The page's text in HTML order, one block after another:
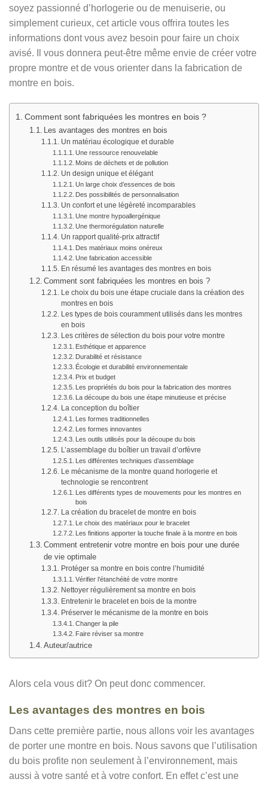
soyez passionné d’horlogerie ou de menuiserie, ou
simplement curieux, cet article vous offrira toutes les
informations dont vous avez besoin pour faire un choix
avisé. Il vous donnera peut-être même envie de créer votre
propre montre et de vous orienter dans la fabrication de
montre en bois.
Comment sont fabriquées les montres en bois ?
Les avantages des montres en bois
Un matériau écologique et durable
Une ressource renouvelable
Moins de déchets et de pollution
Un design unique et élégant
Un large choix d’essences de bois
Des possibilités de personnalisation
Un confort et une légèreté incomparables
Une montre hypoallergénique
Une thermorégulation naturelle
Un rapport qualité-prix attractif
Des matériaux moins onéreux
Une fabrication accessible
En résumé les avantages des montres en bois
Comment sont fabriquées les montres en bois ?
Le choix du bois une étape cruciale dans la création des
montres en bois
Les types de bois couramment utilisés dans les montres
en bois
Les critères de sélection du bois pour votre montre
Esthétique et apparence
Durabilité et résistance
Écologie et durabilité environnementale
Prix et budget
Les propriétés du bois pour la fabrication des montres
La découpe du bois une étape minutieuse et précise
La conception du boîtier
Les formes traditionnelles
Les formes innovantes
Les outils utilisés pour la découpe du bois
L’assemblage du boîtier un travail d’orfèvre
Les différentes techniques d’assemblage
Le mécanisme de la montre quand horlogerie et
technologie se rencontrent
Les différents types de mouvements pour les montres en
bois
La création du bracelet de montre en bois
Le choix des matériaux pour le bracelet
Les finitions apporter la touche finale à la montre en bois
Comment entretenir votre montre en bois pour une durée
de vie optimale
Protéger sa montre en bois contre l’humidité
Vérifier l’étanchéité de votre montre
Nettoyer régulièrement sa montre en bois
Entretenir le bracelet en bois de la montre
Préserver le mécanisme de la montre en bois
Changer la pile
Faire réviser sa montre
Auteur/autrice
Alors cela vous dit? On peut donc commencer.
Les avantages des montres en bois
Dans cette première partie, nous allons voir les avantages
de porter une montre en bois. Nous savons que l’utilisation
du bois profite non seulement à l’environnement, mais
aussi à votre santé et à votre confort. En effet c’est une